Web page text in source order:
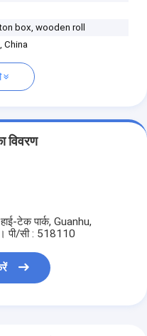
box, wooden roll
China
विवरण
टेक पार्क, Guanhu,
पी/सी : 518110